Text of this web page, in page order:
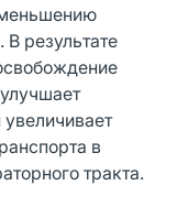
В результате
в
тракта.